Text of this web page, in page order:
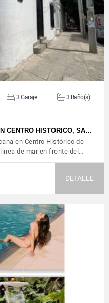
3 Garaje 3 Baño(s)
CENTRO HISTÓRICO, SA…
en Centro Histórico de
de mar en frente del…
DETALLE